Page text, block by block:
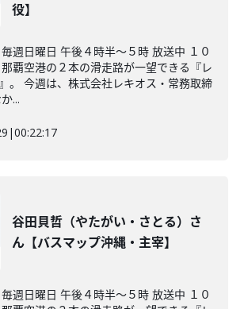
役】
毎週日曜日 午後４時半～５時 放送中 １０
覇空港の２本の滑走路が一望できる『レ
。 今週は、株式会社レキオス・常務取締
...
|00:22:17
谷田貝哲（やたがい・さとる）さ
ん【バスマップ沖縄・主宰】
毎週日曜日 午後４時半～５時 放送中 １０